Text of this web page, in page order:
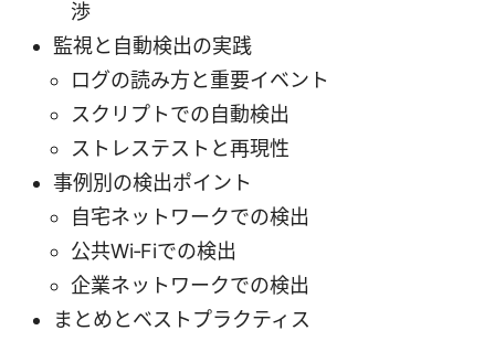
渉
監視と自動検出の実践
ログの読み方と重要イベント
スクリプトでの自動検出
ストレステストと再現性
事例別の検出ポイント
自宅ネットワークでの検出
公共Wi‑Fiでの検出
企業ネットワークでの検出
まとめとベストプラクティス